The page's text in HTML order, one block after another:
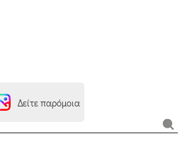
Δείτε παρόμοια